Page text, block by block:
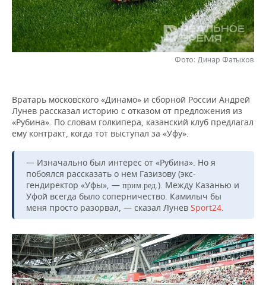
НЕФТЕХИМИЯ
НЕФТЬ
РОЗНИЧНАЯ ТОРГОВЛЯ
ТРАНСПОРТ
НОВОСТИ ТЕХНОЛОГИЙ
IT
ТЕЛЕКОММУНИКАЦИИ
МЕРОПРИЯТИЯ
НОВОСТИ МЕРОПРИЯТИЙ
БИЗНЕС-БРАНЧИ
ONLINE-КОНФЕРЕНЦИИ
ОТКРЫТАЯ ЛЕКЦИЯ
СПОРТ
ФУТБОЛ
ХОККЕЙ
БАСКЕТБОЛ
ВОЛЕЙБОЛ
КИБЕРСПОРТ
ФИГУРНОЕ КАТАНИЕ
ВОДНЫЕ ВИДЫ СПОРТА
НОВОСТИ ОБЩЕСТВА
ВЛАСТЬ
ИНФРАСТРУКТУРА
ИСТОРИЯ
КУЛЬТУРА
МЕДИЦИНА
ОБРАЗОВАНИЕ
ФОТОГАЛЕРЕЯ
СЮЖЕТЫ
СПРАВОЧНИК
СПИСОК ПЕРСОН
СПИСОК КОМПАНИЙ
ПОЛНАЯ ВЕРСИЯ
Фото: Динар Фатыхов
Вратарь московского «Динамо» и сборной России Андрей
Лунев рассказал историю с отказом от предложения из
«Рубина». По словам голкипера, казанский клуб предлагал
ему контракт, когда тот выступал за «Уфу».
— Изначально был интерес от «Рубина». Но я
побоялся рассказать о нем Газизову (экс-
гендиректор «Уфы», — прим.ред.). Между Казанью и
Уфой всегда было соперничество. Камилыч бы
меня просто разорвал, — сказал Лунев Sport24.